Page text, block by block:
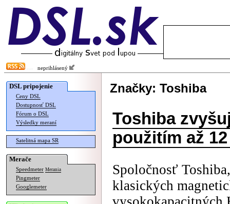
neprihlásený
DSL pripojenie
Ceny DSL
Dostupnosť DSL
Fórum o DSL
Výsledky meraní
Satelitná mapa SR
Merače
Speedmeter Merania
Pingmeter
Googlemeter
Značky: Toshiba
Toshiba
použitím až
Spoločnosť
klasických